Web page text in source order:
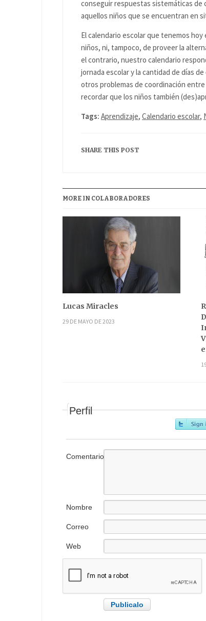
conseguir respuestas sistemáticas de
aquellos niños que se encuentran en
El calendario escolar que tenemos
niños, ni, tampoco, de proveer la
el contrario, nuestro calendario
jornada escolar y la cantidad de días
otros problemas de coordinación entre
recordar que los niños también
Tags: Aprendizaje, Calendario escolar,
SHARE THIS POST
MORE IN COLABORADORES
Lucas Miracles
29 DE MAYO DE 2023
Perfil
Comentario
Nombre
Correo
Web